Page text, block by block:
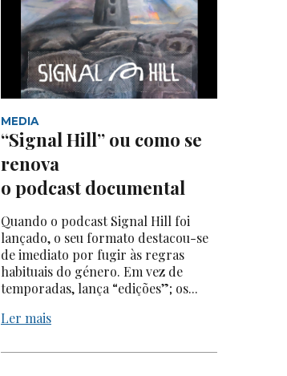
MEDIA
“Signal Hill” ou como se
renova
o podcast documental
Quando o podcast Signal Hill foi
lançado, o seu formato destacou-se
de imediato por fugir às regras
habituais do género. Em vez de
temporadas, lança “edições”; os...
Ler mais